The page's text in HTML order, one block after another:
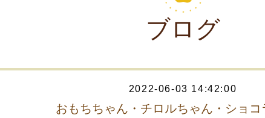
ブログ
2022-06-03 14:42:00
おもちちゃん・チロルちゃん・ショコ